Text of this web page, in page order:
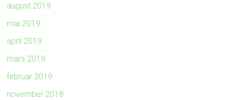
august 2019
mai 2019
april 2019
mars 2019
februar 2019
november 2018